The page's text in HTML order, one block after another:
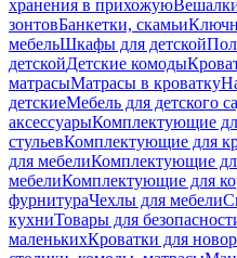
хранения в прихожую
зонтовБанкетки, скамьи
мебельШкафы для детской
детскойДетские комоды
матрасыМатрасы в кроватку
детскиеМебель для детского
аксессуарыКомплектующие
стульевКомплектующие для
для мебелиКомплектующие
мебелиКомплектующие для
фурнитураЧехлы для мебели
кухниТовары для
маленькихКроватки для